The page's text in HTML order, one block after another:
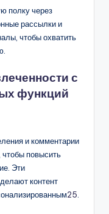
полку через
рассылки и
чтобы охватить
с
функций
и комментарии
чтобы повысить
Эти
контент
25